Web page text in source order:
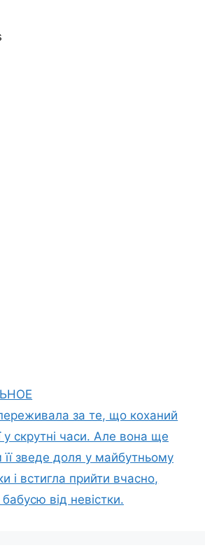
за те, що коханий
у скрутні часи. Але вона ще
її зведе доля у майбутньому
і встигла прийти вчасно,
від невістки.